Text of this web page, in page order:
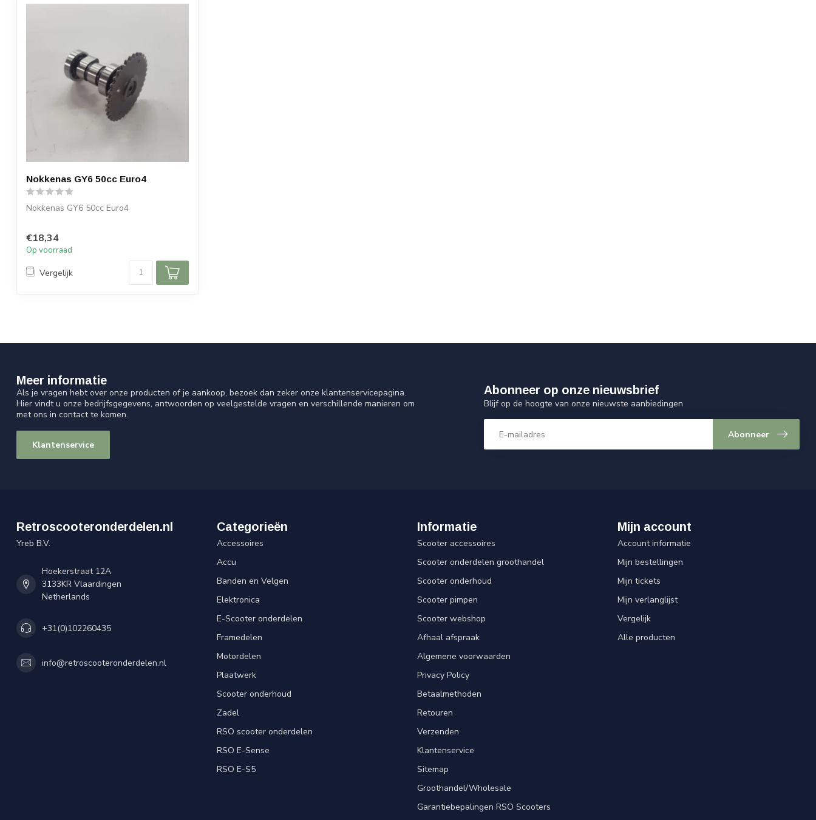
Nokkenas GY6 50cc Euro4
Nokkenas GY6 50cc Euro4
€18,34
Op voorraad
Vergelijk
Meer informatie
Als je vragen hebt over onze producten of je aankoop, bezoek dan zeker onze klantenservicepagina.
Hier vindt u onze bedrijfsgegevens, antwoorden op veelgestelde vragen en verschillende manieren om
met ons in contact te komen.
Klantenservice
Abonneer op onze nieuwsbrief
Blijf op de hoogte van onze nieuwste aanbiedingen
Abonneer
Retroscooteronderdelen.nl
Yreb B.V.
Hoekerstraat 12A
3133KR Vlaardingen
Netherlands
+31(0)102260435
info@retroscooteronderdelen.nl
Categorieën
Accessoires
Accu
Banden en Velgen
Elektronica
E-Scooter onderdelen
Framedelen
Motordelen
Plaatwerk
Scooter onderhoud
Zadel
RSO scooter onderdelen
RSO E-Sense
RSO E-S5
Informatie
Scooter accessoires
Scooter onderdelen groothandel
Scooter onderhoud
Scooter pimpen
Scooter webshop
Afhaal afspraak
Algemene voorwaarden
Privacy Policy
Betaalmethoden
Retouren
Verzenden
Klantenservice
Sitemap
Groothandel/Wholesale
Garantiebepalingen RSO Scooters
Mijn account
Account informatie
Mijn bestellingen
Mijn tickets
Mijn verlanglijst
Vergelijk
Alle producten